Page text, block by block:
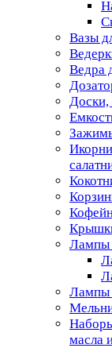
Вазы
Ведра
Доски,
Лампы
Лампы
масла